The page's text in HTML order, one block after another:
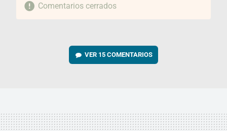
Comentarios cerrados
VER 15 COMENTARIOS